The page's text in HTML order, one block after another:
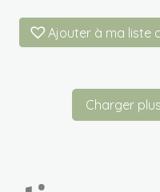
Ajouter à ma liste
Charger plus